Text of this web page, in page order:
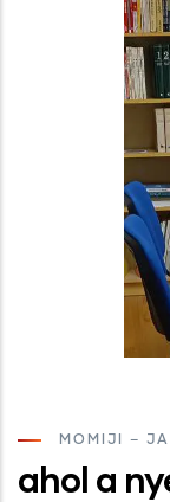
MOMIJI –
ahol a